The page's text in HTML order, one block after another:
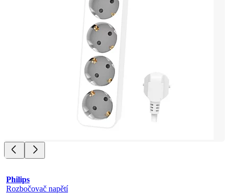
Philips
Rozbočovač napětí